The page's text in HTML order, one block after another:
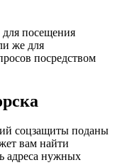
посещения
же для
посредством
соцзащиты поданы
вам найти
адреса нужных